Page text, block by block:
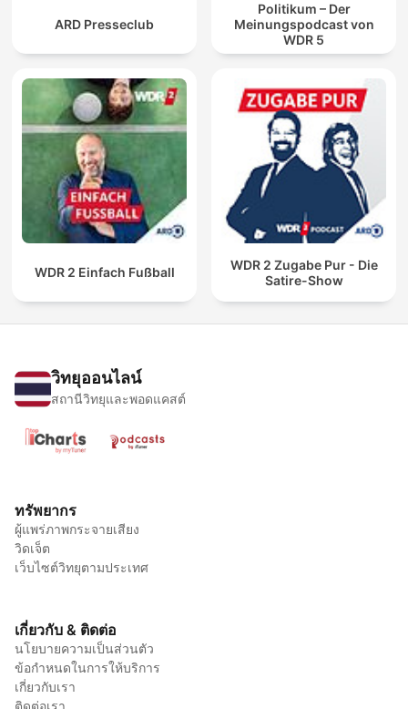
ARD Presseclub
Politikum – Der
Meinungspodcast von
WDR 5
WDR 2 Einfach Fußball
WDR 2 Zugabe Pur - Die
Satire-Show
วิทยุออนไลน์
สถานีวิทยุและพอดแคสต์
ทรัพยากร
ผู้แพร่ภาพกระจายเสียง
วิดเจ็ต
เว็บไซต์วิทยุตามประเทศ
เกี่ยวกับ & ติดต่อ
นโยบายความเป็นส่วนตัว
ข้อกำหนดในการให้บริการ
เกี่ยวกับเรา